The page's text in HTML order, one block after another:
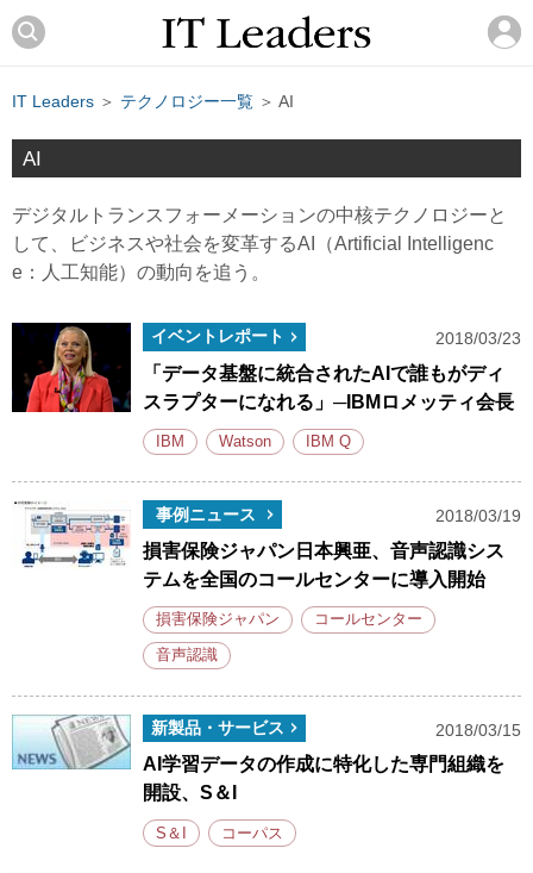
IT Leaders ＞ テクノロジー一覧 ＞ AI
AI
デジタルトランスフォーメーションの中核テクノロジーと
して、ビジネスや社会を変革するAI（Artificial Intelligenc
e：人工知能）の動向を追う。
イベントレポート 2018/03/23
「データ基盤に統合されたAIで誰もがディ
スラプターになれる」─IBMロメッティ会長
IBM Watson IBM Q
事例ニュース 2018/03/19
損害保険ジャパン日本興亜、音声認識シス
テムを全国のコールセンターに導入開始
損害保険ジャパン コールセンター
音声認識
新製品・サービス 2018/03/15
AI学習データの作成に特化した専門組織を
開設、S＆I
S＆I コーパス